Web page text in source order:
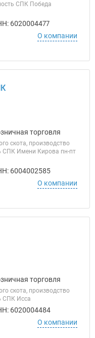
СПК Победа
6020004477
О компании
торговля
скота, производство
СПК Имени Кирова пн-пт
6004002585
О компании
торговля
скота, производство
СПК Исса
6020004484
О компании